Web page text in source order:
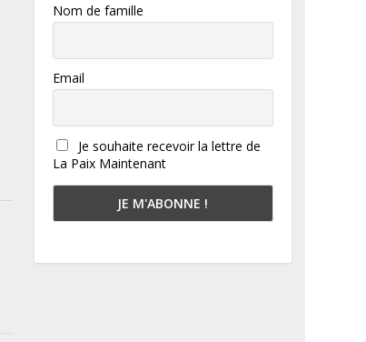
Nom de famille
Email
Je souhaite recevoir la lettre de
La Paix Maintenant